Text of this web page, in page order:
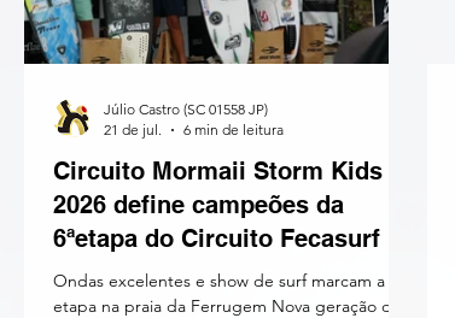
Circuito Mormaii Storm Kids
2026 define campeões da
6ªetapa do Circuito Fecasurf de
Base 2026
Ondas excelentes e show de surf marcam a
etapa na praia da Ferrugem Nova geração do
Júlio Castro (SC 01558 JP)
21 de jul.
6 min de leitura